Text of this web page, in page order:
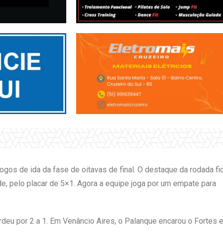
de ida da fase de oitavas de final. O destaque da rodada
pelo placar de 5×1. Agora a equipe joga por um empate para
por 2 a 1. Em Venâncio Aires, o Palanque encarou o Fortes e